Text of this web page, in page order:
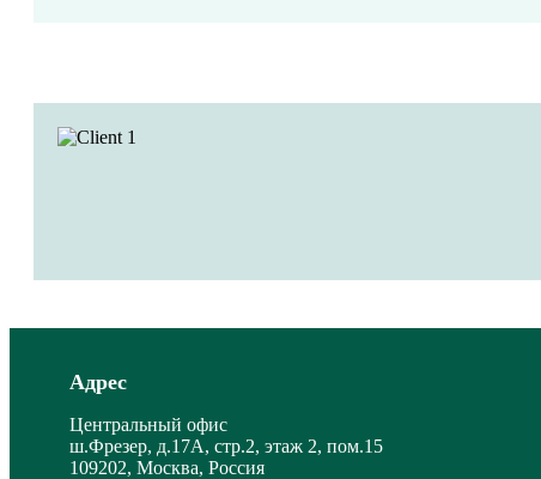
Адрес
Центральный офис
ш.Фрезер, д.17А, стр.2, этаж 2, пом.15
109202, Москва, Россия